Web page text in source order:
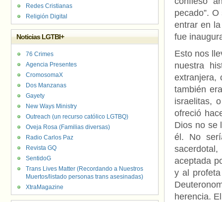
pecado”.
entrar en
fue
Esto nos
nuestra
extranjera,
también
israelitas,
ofreció
Dios no se
él. No
aceptada
y al
herencia.
Redes Cristianas
Religión Digital
Noticias LGTBI+
76 Crimes
Agencia Presentes
CromosomaX
Dos Manzanas
Gayety
New Ways Ministry
Outreach (un recurso católico LGTBQ)
Oveja Rosa (Familias diversas)
Radio Carlos Paz
Revista GQ
SentidoG
Trans Lives Matter (Recordando a Nuestros
Muertos/listado personas trans asesinadas)
XtraMagazine